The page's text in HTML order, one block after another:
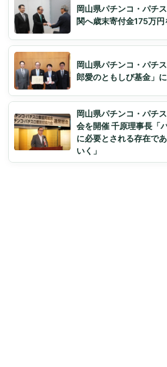
岡山県パチンコ・パチ
関へ歳末寄付金175万円
岡山県パチンコ・パチ
郎愛のともしび基金」
岡山県パチンコ・パチ
会を開催 千原理事長「
に必要とされる存在で
いく」